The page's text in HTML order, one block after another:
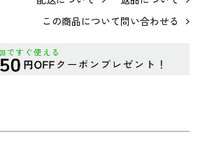
この商品について問い合わせる